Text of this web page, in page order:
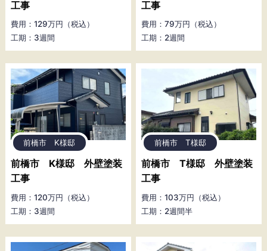
工事
費用：129万円（税込）
工期：3週間
工事
費用：79万円（税込）
工期：2週間
前橋市 K様邸
前橋市 K様邸 外壁塗装
工事
費用：120万円（税込）
工期：3週間
前橋市 T様邸
前橋市 T様邸 外壁塗装
工事
費用：103万円（税込）
工期：2週間半